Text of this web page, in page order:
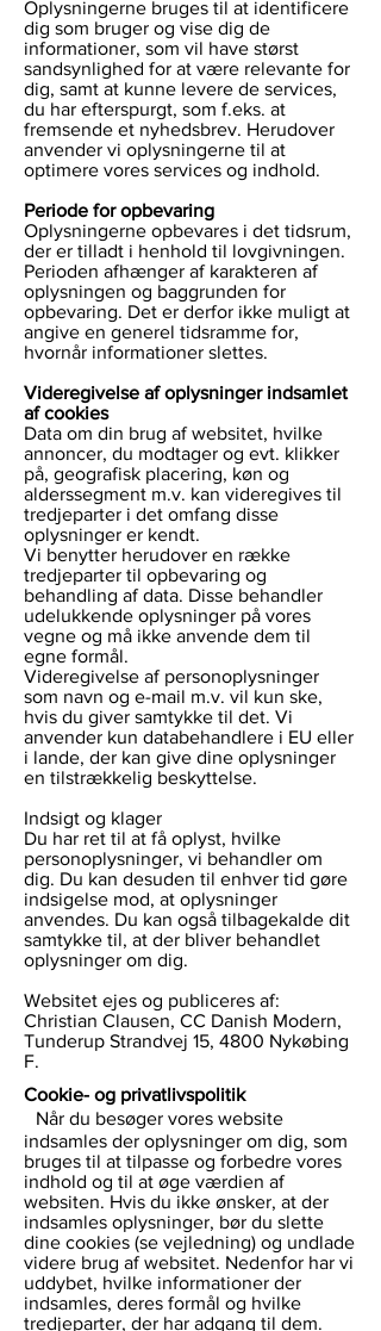
Oplysningerne bruges til at identificere
dig som bruger og vise dig de
informationer, som vil have størst
sandsynlighed for at være relevante for
dig, samt at kunne levere de services,
du har efterspurgt, som f.eks. at
fremsende et nyhedsbrev. Herudover
anvender vi oplysningerne til at
optimere vores services og indhold.
Periode for opbevaring
Oplysningerne opbevares i det tidsrum,
der er tilladt i henhold til lovgivningen.
Perioden afhænger af karakteren af
oplysningen og baggrunden for
opbevaring. Det er derfor ikke muligt at
angive en generel tidsramme for,
hvornår informationer slettes.
Videregivelse af oplysninger indsamlet
af cookies
Data om din brug af websitet, hvilke
annoncer, du modtager og evt. klikker
på, geografisk placering, køn og
alderssegment m.v. kan videregives til
tredjeparter i det omfang disse
oplysninger er kendt.
Vi benytter herudover en række
tredjeparter til opbevaring og
behandling af data. Disse behandler
udelukkende oplysninger på vores
vegne og må ikke anvende dem til
egne formål.
Videregivelse af personoplysninger
som navn og e-mail m.v. vil kun ske,
hvis du giver samtykke til det. Vi
anvender kun databehandlere i EU eller
i lande, der kan give dine oplysninger
en tilstrækkelig beskyttelse.
Indsigt og klager
Du har ret til at få oplyst, hvilke
personoplysninger, vi behandler om
dig. Du kan desuden til enhver tid gøre
indsigelse mod, at oplysninger
anvendes. Du kan også tilbagekalde dit
samtykke til, at der bliver behandlet
oplysninger om dig.
Websitet ejes og publiceres af:
Christian Clausen, CC Danish Modern,
Tunderup Strandvej 15, 4800 Nykøbing
F.
Cookie- og privatlivspolitik
Når du besøger vores website
indsamles der oplysninger om dig, som
bruges til at tilpasse og forbedre vores
indhold og til at øge værdien af
websiten. Hvis du ikke ønsker, at der
indsamles oplysninger, bør du slette
dine cookies (se vejledning) og undlade
videre brug af websitet. Nedenfor har vi
uddybet, hvilke informationer der
indsamles, deres formål og hvilke
tredjeparter, der har adgang til dem.